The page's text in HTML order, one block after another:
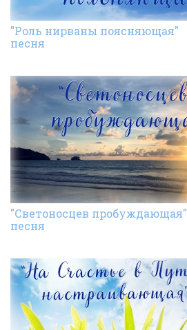
"Роль нирваны поясняющая"
песня
"Светоносцев пробуждающая"
песня